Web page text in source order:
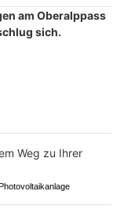
am Oberalppass
sich.